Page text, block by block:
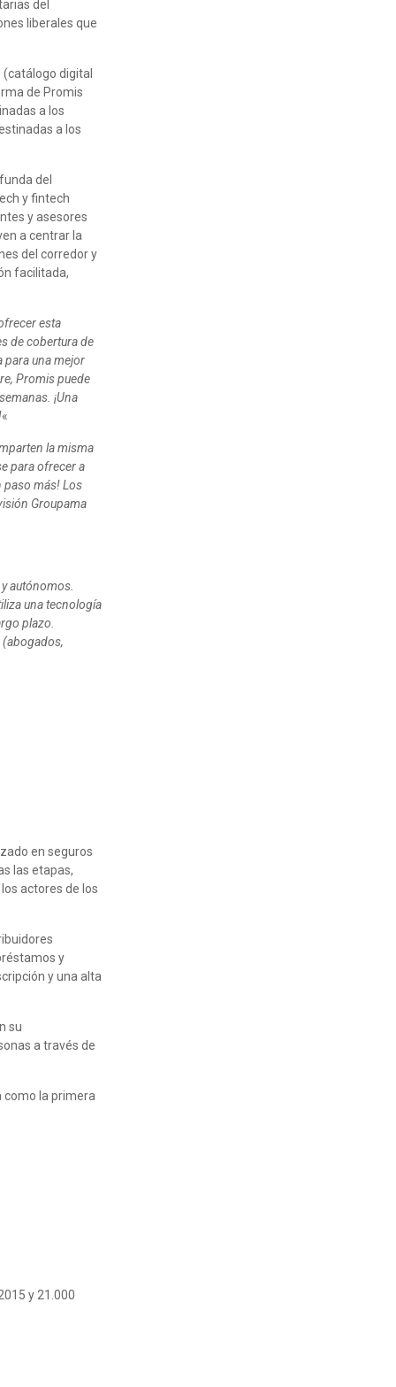
del
liberales que
digital
de Promis
a los
a los
del
y fintech
y asesores
a centrar la
del corredor y
facilitada,
esta
de cobertura de
para una mejor
Promis puede
¡Una
«
la misma
para ofrecer a
paso más! Los
Groupama
autónomos.
una tecnología
plazo.
en seguros
las etapas,
actores de los
y
y una alta
su
a través de
como la primera
y 21.000